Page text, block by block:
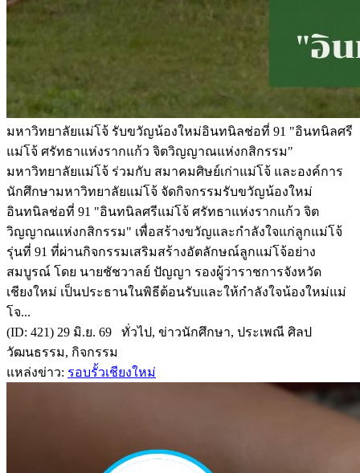
มหาวิทยาลัยแม่โจ้ รับขวัญน้องใหม่อินทนิลช่อที่ 91 "อินทนิลศรี
แม่โจ้ ศรัทธาแห่งรากแก้ว จิตวิญญาณแห่งกสิกรรม"
มหาวิทยาลัยแม่โจ้ ร่วมกับ สมาคมศิษย์เก่าแม่โจ้ และองค์การ
นักศึกษามหาวิทยาลัยแม่โจ้ จัดกิจกรรมรับขวัญน้องใหม่
อินทนิลช่อที่ 91 "อินทนิลศรีแม่โจ้ ศรัทธาแห่งรากแก้ว จิต
วิญญาณแห่งกสิกรรม" เพื่อสร้างขวัญและกำลังใจแก่ลูกแม่โจ้
รุ่นที่ 91 ที่ผ่านกิจกรรมเสริมสร้างอัตลักษณ์ลูกแม่โจ้อย่าง
สมบูรณ์ โดย นายชัชวาลย์ ปัญญา รองผู้ว่าราชการจังหวัด
เชียงใหม่ เป็นประธานในพิธีต้อนรับและให้กำลังใจน้องใหม่แม่
โจ...
(ID: 421) 29 มิ.ย. 69 ทั่วไป, ข่าวนักศึกษา, ประเพณี ศิลป
วัฒนธรรม, กิจกรรม
แหล่งข่าว: รอบรั้วเชียงใหม่